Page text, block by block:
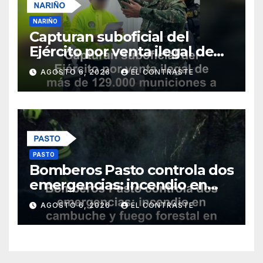
NARIÑO
Capturan suboficial del
Ejército por venta ilegal de
más de 129.000 municiones a
grupos armados en Nariño
AGOSTO 6, 2026 EL CONTRASTE
PASTO
Bomberos Pasto controla dos
emergencias: incendio en
cambuche y fuego forestal
en Jongovito
AGOSTO 6, 2026 EL CONTRASTE